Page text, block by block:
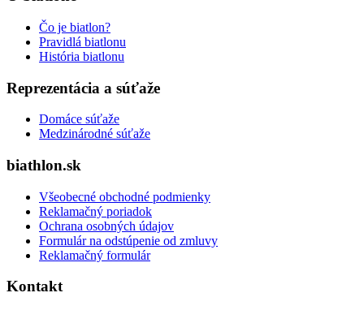
Čo je biatlon?
Pravidlá biatlonu
História biatlonu
Reprezentácia a súťaže
Domáce súťaže
Medzinárodné súťaže
biathlon.sk
Všeobecné obchodné podmienky
Reklamačný poriadok
Ochrana osobných údajov
Formulár na odstúpenie od zmluvy
Reklamačný formulár
Kontakt